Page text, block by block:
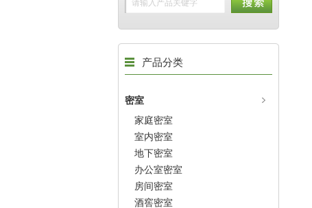
产品分类
密室
家庭密室
室内密室
地下密室
办公室密室
房间密室
酒窖密室